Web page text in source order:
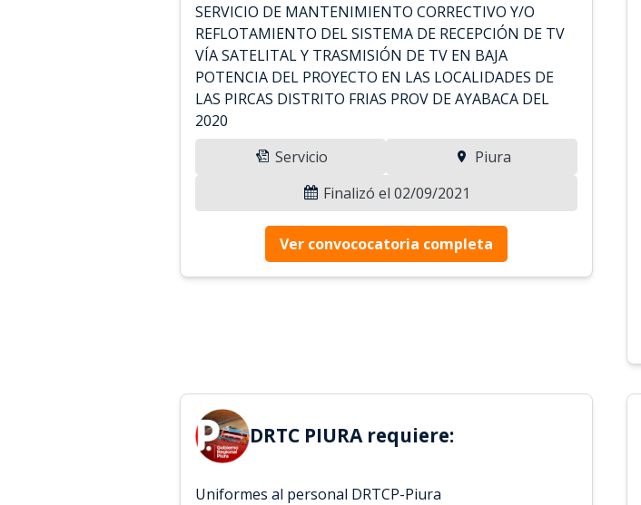
SERVICIO DE MANTENIMIENTO CORRECTIVO Y/O
REFLOTAMIENTO DEL SISTEMA DE RECEPCIÓN DE TV
VÍA SATELITAL Y TRASMISIÓN DE TV EN BAJA
POTENCIA DEL PROYECTO EN LAS LOCALIDADES DE
LAS PIRCAS DISTRITO FRIAS PROV DE AYABACA DEL
2020
Servicio
Piura
Finalizó el 02/09/2021
Ver convococatoria completa
DRTC PIURA requiere:
Uniformes al personal DRTCP-Piura